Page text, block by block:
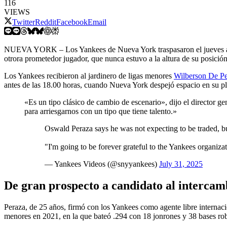
116
VIEWS
TwitterRedditFacebookEmail
NUEVA YORK – Los Yankees de Nueva York traspasaron el jueves
otrora prometedor jugador, que nunca estuvo a la altura de su
Los Yankees recibieron al jardinero de ligas menores Wilberson De
antes de las 18.00 horas, cuando Nueva York despejó espacio en su
«Es un tipo clásico de cambio de escenario», dijo el director
para arriesgarnos con un tipo que tiene talento.»
Oswald Peraza says he was not expecting to be traded,
"I'm going to be forever grateful to the Yankees
— Yankees Videos (@snyyankees) July 31, 2025
De gran prospecto a candidato al
Peraza, de 25 años, firmó con los Yankees como agente libre
menores en 2021, en la que bateó .294 con 18 jonrones y 38 bases